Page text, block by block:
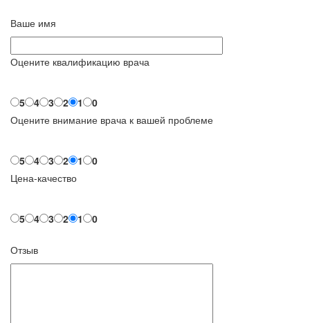
Ваше имя
Оцените квалификацию врача
5 4 3 2 1
0
Оцените внимание врача к вашей проблеме
5 4 3 2 1
0
Цена-качество
5 4 3 2 1 0
Отзыв